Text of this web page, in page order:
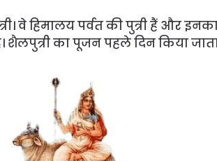
वे हिमालय पर्वत की पुत्री हैं और
का पूजन पहले दिन किया